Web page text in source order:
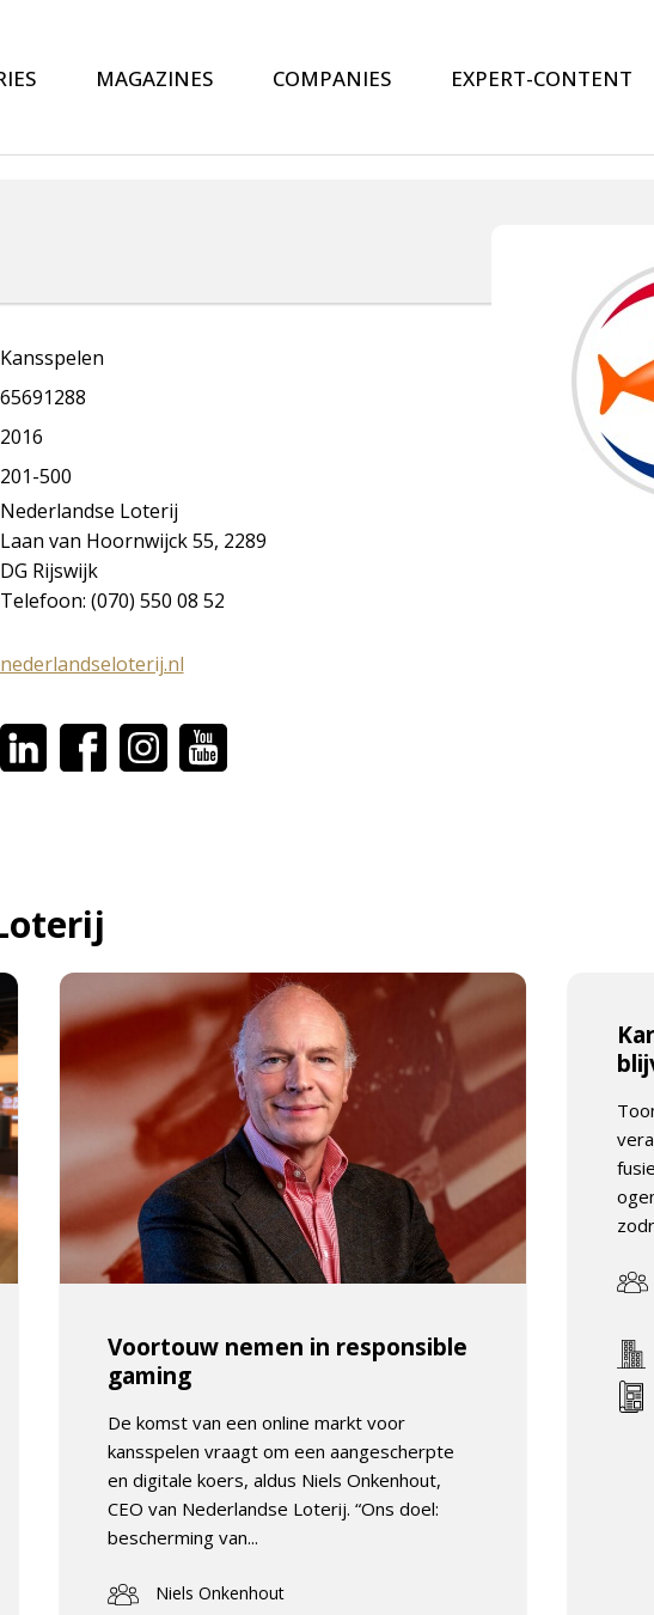
MAGAZINES COMPANIES EXPERT-CONTENT
Kansspelen
65691288
2016
201-500
Nederlandse Loterij
Laan van Hoornwijck 55, 2289
DG Rijswijk
Telefoon: (070) 550 08 52
nederlandseloterij.nl
Voortouw nemen in responsible
gaming
De komst van een online markt voor
kansspelen vraagt om een aangescherpte
en digitale koers, aldus Niels Onkenhout,
CEO van Nederlandse Loterij. “Ons doel:
bescherming van...
Niels Onkenhout